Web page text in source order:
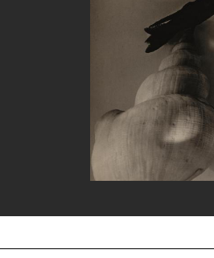
public
: 4R10522 [1998 CX 0763]